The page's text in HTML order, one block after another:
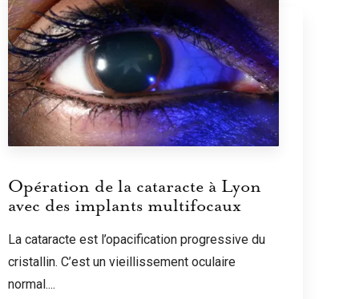
Opération de la cataracte à Lyon
avec des implants multifocaux
La cataracte est l’opacification progressive du
cristallin. C’est un vieillissement oculaire
normal....